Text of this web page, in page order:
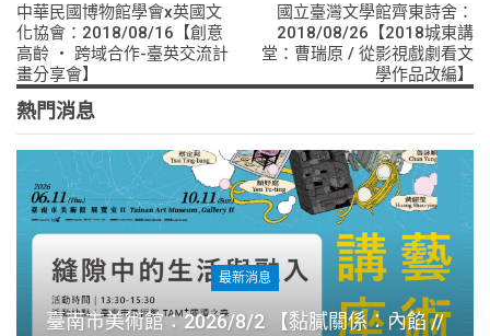
中華民國博物館學會x英國文
化協會：2018/08/16【創意
高齡 ‧ 跨域合作-臺英交流計
畫分享會】
國立臺灣文學館齊東詩舍：
2018/08/26【2018城東講
堂：曹瑞原 / 從影視戲劇看文
學作品改編】
熱門消息
最新消息
臺南市美術館：2026/8/2 【黏膩關係：內餡 //